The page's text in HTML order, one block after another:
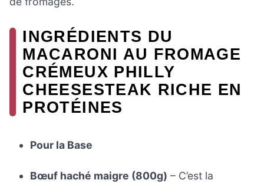
INGRÉDIENTS DU
MACARONI AU FROMAGE
CRÉMEUX PHILLY
CHEESESTEAK RICHE EN
PROTÉINES
Pour la Base
Bœuf haché maigre (800g) – C’est la